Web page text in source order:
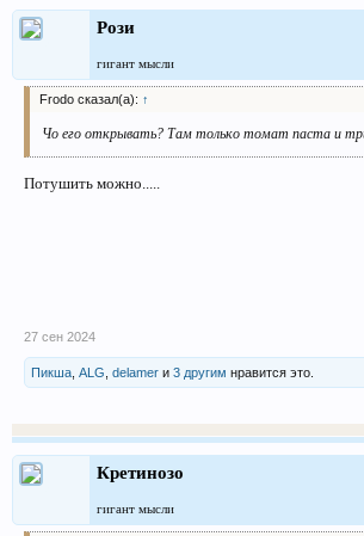
Рози
гигант мысли
Frodo сказал(а): ↑
Чо его открывать? Там только томат паста и
Потушить можно.....
27 сен 2024
Пикша ALG delamer и 3 другим нравится это.
Кретинозо
гигант мысли